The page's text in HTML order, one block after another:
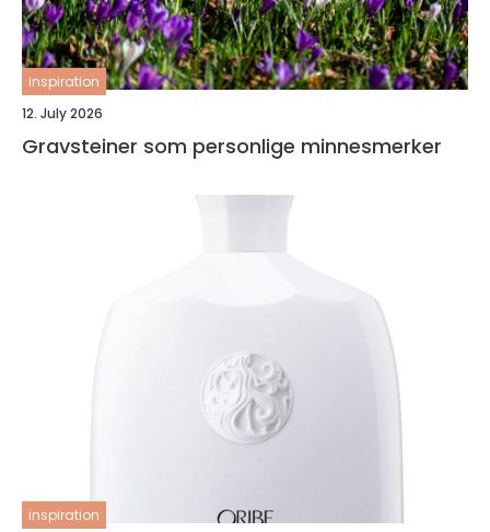
inspiration
12. July 2026
Gravsteiner som personlige minnesmerker
inspiration